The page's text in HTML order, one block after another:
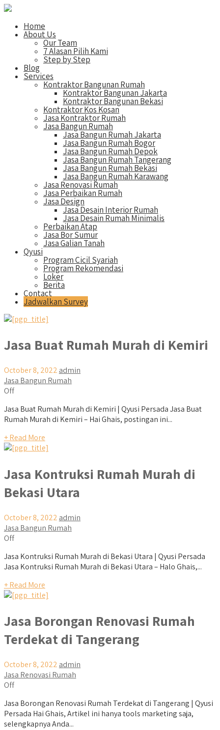
Home
About Us
Our Team
7 Alasan Pilih Kami
Step by Step
Blog
Services
Kontraktor Bangunan Rumah
Kontraktor Bangunan Jakarta
Kontraktor Bangunan Bekasi
Kontraktor Kos Kosan
Jasa Kontraktor Rumah
Jasa Bangun Rumah
Jasa Bangun Rumah Jakarta
Jasa Bangun Rumah Bogor
Jasa Bangun Rumah Depok
Jasa Bangun Rumah Tangerang
Jasa Bangun Rumah Bekasi
Jasa Bangun Rumah Karawang
Jasa Renovasi Rumah
Jasa Perbaikan Rumah
Jasa Design
Jasa Desain Interior Rumah
Jasa Desain Rumah Minimalis
Perbaikan Atap
Jasa Bor Sumur
Jasa Galian Tanah
Qyusi
Program Cicil Syariah
Program Rekomendasi
Loker
Berita
Contact
Jadwalkan Survey
Jasa Buat Rumah Murah di Kemiri
October 8, 2022 admin
Jasa Bangun Rumah
Off
Jasa Buat Rumah Murah di Kemiri | Qyusi Persada Jasa Buat
Rumah Murah di Kemiri – Hai Ghais, postingan ini...
+ Read More
Jasa Kontruksi Rumah Murah di
Bekasi Utara
October 8, 2022 admin
Jasa Bangun Rumah
Off
Jasa Kontruksi Rumah Murah di Bekasi Utara | Qyusi Persada
Jasa Kontruksi Rumah Murah di Bekasi Utara – Halo Ghais,...
+ Read More
Jasa Borongan Renovasi Rumah
Terdekat di Tangerang
October 8, 2022 admin
Jasa Renovasi Rumah
Off
Jasa Borongan Renovasi Rumah Terdekat di Tangerang | Qyusi
Persada Hai Ghais, Artikel ini hanya tools marketing saja,
selengkapnya Anda...